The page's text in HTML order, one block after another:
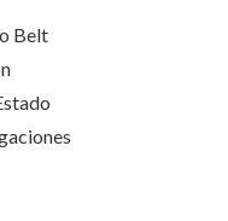
Belt